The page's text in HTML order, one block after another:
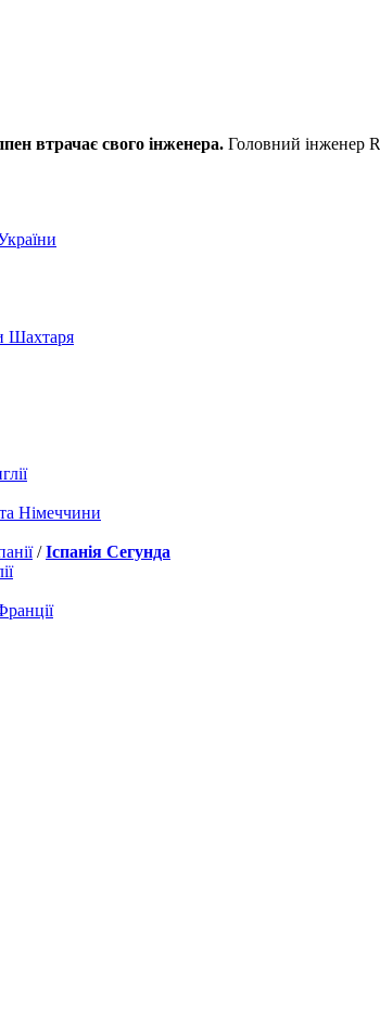
втрачає свого інженера. Головний інженер
Шахтаря
Німеччини
/Іспанія Сегунда